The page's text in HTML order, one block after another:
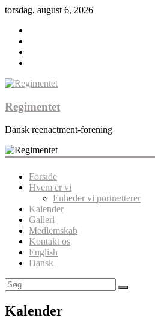
torsdag, august 6, 2026
Regimentet
Dansk reenactment-forening
Forside
Hvem er vi
Enheder vi portrætterer
Kalender
Galleri
Medlemskab
Kontakt os
English
Dansk
Kalender